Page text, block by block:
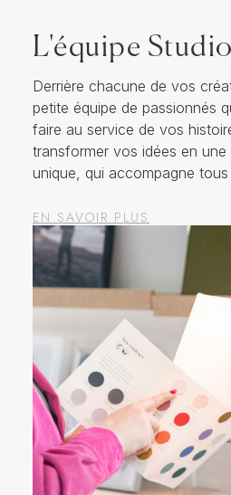
L'équipe
Derrière chacune de vos
petite équipe de passionnés
faire au service de vos
transformer vos idées en
unique, qui accompagne
EN SAVOIR PLUS